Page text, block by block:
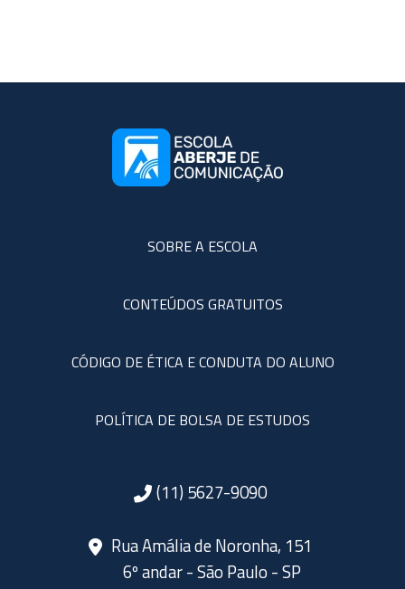
SOBRE A ESCOLA
CONTEÚDOS GRATUITOS
CÓDIGO DE ÉTICA E CONDUTA DO ALUNO
POLÍTICA DE BOLSA DE ESTUDOS
(11) 5627-9090
Rua Amália de Noronha, 151
6º andar - São Paulo - SP